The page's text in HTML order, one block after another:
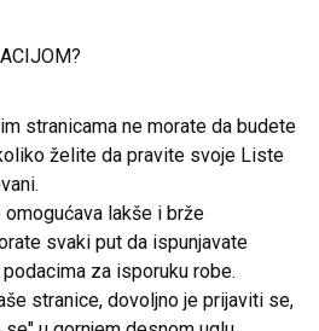
stranicama ne morate da budete
želite da pravite svoje Liste
lakše i brže
svaki put da ispunjavate
za isporuku robe.
stranice, dovoljno je prijaviti se,